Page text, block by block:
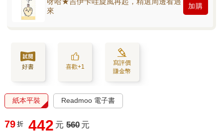
來
加購
好書 喜歡+1
寫評價
賺金幣
紙本平裝 Readmoo 電子書
79 折 442 元 560 元